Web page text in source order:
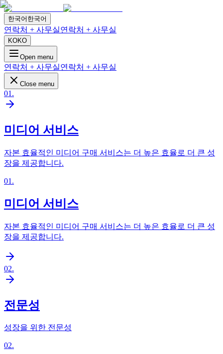
한국어 한국어
연락처 + 사무실연락처 + 사무실
KOKO
Open menu
연락처 + 사무실연락처 + 사무실
Close menu
01 .
미디어 서비스
자본 효율적인 미디어 구매 서비스는 더 높은 효율로 더 큰 성
장을 제공합니다.
01 .
미디어 서비스
자본 효율적인 미디어 구매 서비스는 더 높은 효율로 더 큰 성
장을 제공합니다.
02.
전문성
성장을 위한 전문성
02.